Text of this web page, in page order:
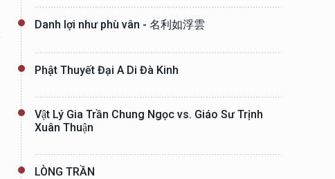
Danh lợi như phù vân - 名利如浮雲
Phật Thuyết Đại A Di Đà Kinh
Vật Lý Gia Trần Chung Ngọc vs. Giáo Sư Trịnh
Xuân Thuận
LÒNG TRẦN